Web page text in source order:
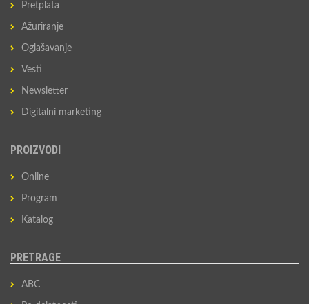
Pretplata
Ažuriranje
Oglašavanje
Vesti
Newsletter
Digitalni marketing
PROIZVODI
Online
Program
Katalog
PRETRAGE
ABC